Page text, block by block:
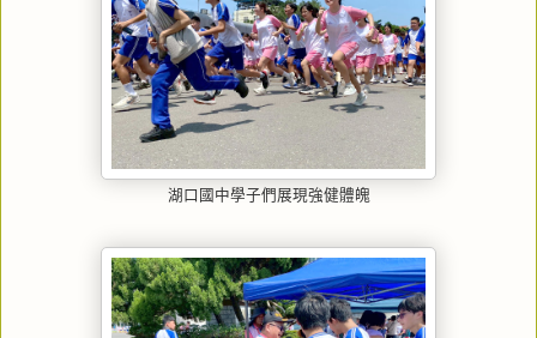
湖口國中學子們展現強健體魄